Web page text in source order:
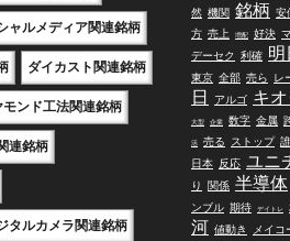
ャルメディア関連銘柄
ダイカスト関連銘柄
モンド工法関連銘柄
連銘柄
タルカメラ関連銘柄
然 機関 銘柄 安
方 売上 増配 好決
デーセク 利確 明
東京 全部 売ら レ
日
アルゴ キオ
大型 企業 数字 金属
活 売る ストップ 誰
日本 反応 ユニ
り
関係 半導体
ンブル 期待 デイトレ
河 値動き メイコ